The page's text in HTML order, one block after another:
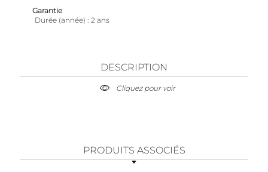
Garantie
Durée (année)
2 ans
DESCRIPTION
Cliquez pour voir
PRODUITS ASSOCIÉS